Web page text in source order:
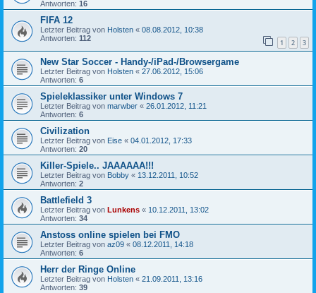
Antworten: 16
FIFA 12
Letzter Beitrag von Holsten « 08.08.2012, 10:38
Antworten: 112 1 2 3
New Star Soccer - Handy-/iPad-/Browsergame
Letzter Beitrag von Holsten « 27.06.2012, 15:06
Antworten: 6
Spieleklassiker unter Windows 7
Letzter Beitrag von marwber « 26.01.2012, 11:21
Antworten: 6
Civilization
Letzter Beitrag von Eise « 04.01.2012, 17:33
Antworten: 20
Killer-Spiele.. JAAAAAA!!!
Letzter Beitrag von Bobby « 13.12.2011, 10:52
Antworten: 2
Battlefield 3
Letzter Beitrag von Lunkens « 10.12.2011, 13:02
Antworten: 34
Anstoss online spielen bei FMO
Letzter Beitrag von az09 « 08.12.2011, 14:18
Antworten: 6
Herr der Ringe Online
Letzter Beitrag von Holsten « 21.09.2011, 13:16
Antworten: 39